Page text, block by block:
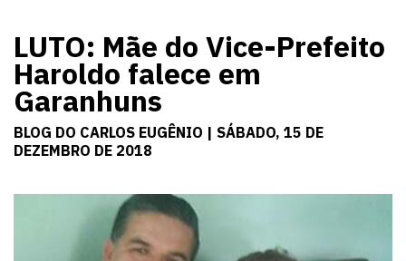
LUTO: Mãe do Vice-Prefeito
Haroldo falece em
Garanhuns
BLOG DO CARLOS EUGÊNIO | SÁBADO, 15 DE
DEZEMBRO DE 2018